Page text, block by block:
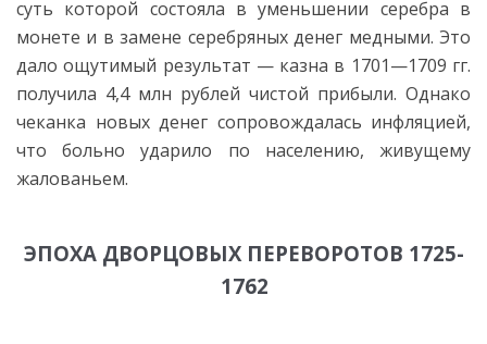
суть которой состояла в уменьшении серебра в
монете и в замене серебряных денег медными. Это
дало ощутимый результат — казна в 1701—1709 гг.
получила 4,4 млн рублей чистой прибыли. Однако
чеканка новых денег сопровождалась инфляцией,
что больно ударило по населению, живущему
жалованьем.
ЭПОХА ДВОРЦОВЫХ ПЕРЕВОРОТОВ 1725-
1762